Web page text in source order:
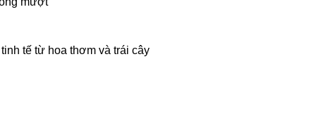
tế từ hoa thơm và trái cây